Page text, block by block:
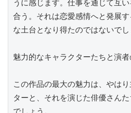
うに感じます。仕事を通じて互
合う。それは恋愛感情へと発展
な土台となり得たのではないでし
魅力的なキャラクターたちと演
この作品の最大の魅力は、やは
ターと、それを演じた俳優さん